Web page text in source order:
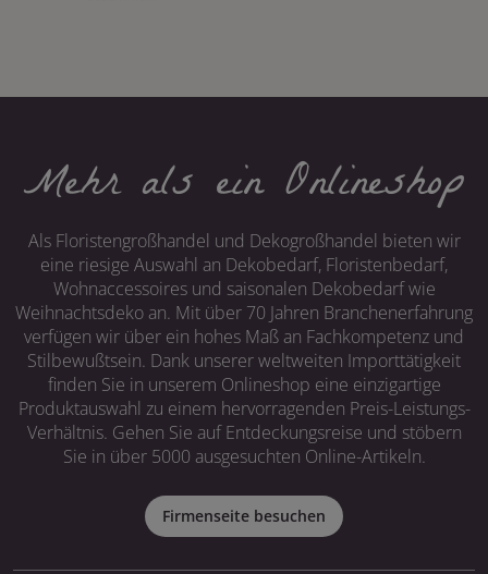
Mehr als ein Onlineshop
Als Floristengroßhandel und Dekogroßhandel bieten wir
eine riesige Auswahl an Dekobedarf, Floristenbedarf,
Wohnaccessoires und saisonalen Dekobedarf wie
Weihnachtsdeko an. Mit über 70 Jahren Branchenerfahrung
verfügen wir über ein hohes Maß an Fachkompetenz und
Stilbewußtsein. Dank unserer weltweiten Importtätigkeit
finden Sie in unserem Onlineshop eine einzigartige
Produktauswahl zu einem hervorragenden Preis-Leistungs-
Verhältnis. Gehen Sie auf Entdeckungsreise und stöbern
Sie in über 5000 ausgesuchten Online-Artikeln.
Firmenseite besuchen